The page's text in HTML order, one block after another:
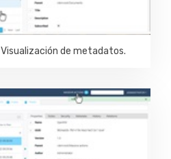
Visualización de metadatos.